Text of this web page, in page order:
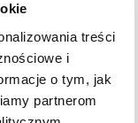
treści
i
o tym, jak
partnerom